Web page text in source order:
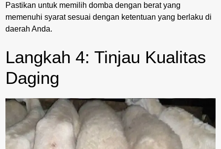
Pastikan untuk memilih domba dengan berat yang
memenuhi syarat sesuai dengan ketentuan yang berlaku di
daerah Anda.
Langkah 4: Tinjau Kualitas
Daging